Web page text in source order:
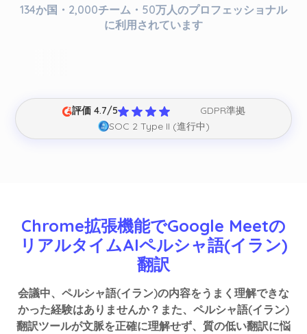
134か国・2,000チーム・50万人のプロフェッショナル
に利用されています
評価 4.7/5
GDPR準拠
SOC 2 Type II (進行中)
Chrome拡張機能でGoogle Meetの
リアルタイムAIペルシャ語(イラン)
翻訳
会議中、ペルシャ語(イラン)の内容をうまく理解できな
かった経験はありませんか？また、ペルシャ語(イラン)
翻訳ツールが文脈を正確に理解せず、質の低い翻訳に悩